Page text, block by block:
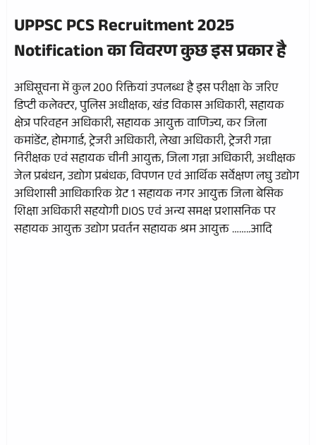
UPPSC PCS Recruitment 2025
Notification का विवरण कुछ इस प्रकार है
अधिसूचना में कुल 200 रिक्तियां उपलब्ध है इस परीक्षा के जरिए
डिप्टी कलेक्टर, पुलिस अधीक्षक, खंड विकास अधिकारी, सहायक
क्षेत्र परिवहन अधिकारी, सहायक आयुक्त वाणिज्य, कर जिला
कमांडेंट, होमगार्ड, ट्रेजरी अधिकारी, लेखा अधिकारी, ट्रेजरी गन्ना
निरीक्षक एवं सहायक चीनी आयुक्त, जिला गन्ना अधिकारी, अधीक्षक
जेल प्रबंधन, उद्योग प्रबंधक, विपणन एवं आर्थिक सर्वेक्षण लघु उद्योग
अधिशासी आधिकारिक ग्रेट 1 सहायक नगर आयुक्त जिला बेसिक
शिक्षा अधिकारी सहयोगी DIOS एवं अन्य समक्ष प्रशासनिक पर
सहायक आयुक्त उद्योग प्रवर्तन सहायक श्रम आयुक्त ……..आदि